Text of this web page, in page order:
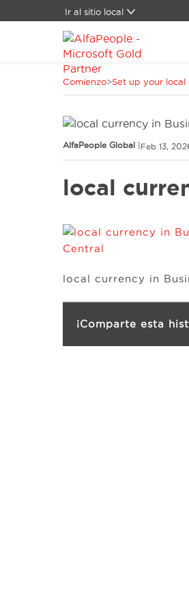
Ir al sitio local
Global
Brasil
Canada
China
Germany
Estados Unidos
Suiza
Comienzo>Set up your local
AlfaPeople Global | Feb 13,
local
local currency in
¡Comparte esta